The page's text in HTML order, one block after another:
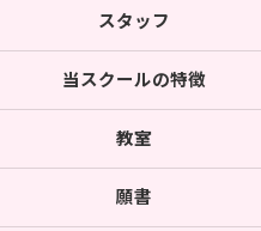
スタッフ
当スクールの特徴
教室
願書